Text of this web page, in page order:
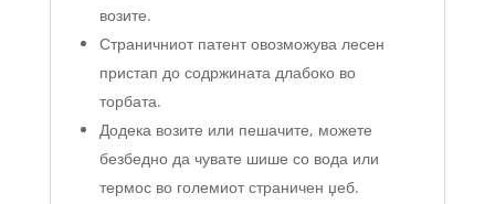
возите.
Страничниот патент овозможува лесен
пристап до содржината длабоко во
торбата.
Додека возите или пешачите, можете
безбедно да чувате шише со вода или
термос во големиот страничен џеб.